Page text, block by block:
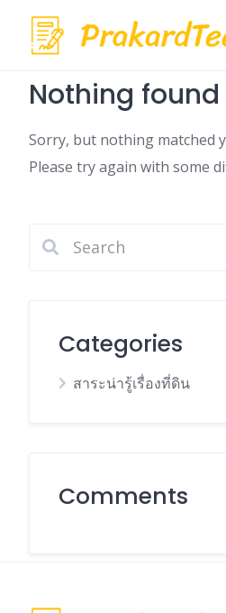
content
Nothing found
Sorry, but nothing matched
Please try again with some
Categories
สาระน่ารู้เรื่องที่ดิน
Comments